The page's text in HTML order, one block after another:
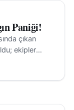
Paniği!
çıkan
ekipler